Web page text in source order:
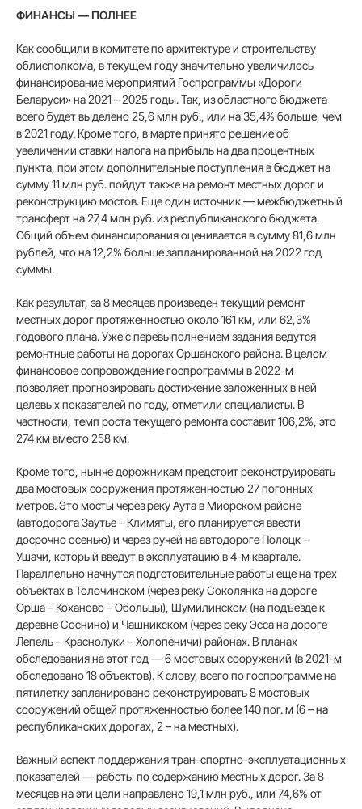
ФИНАНСЫ — ПОЛНЕЕ
Как сообщили в комитете по архитектуре и строительству
облисполкома, в текущем году значительно увеличилось
финансирование мероприятий Госпрограммы «Дороги
Беларуси» на 2021 – 2025 годы. Так, из областного бюджета
всего будет выделено 25,6 млн руб., или на 35,4% больше, чем
в 2021 году. Кроме того, в марте принято решение об
увеличении ставки налога на прибыль на два процентных
пункта, при этом дополнительные поступления в бюджет на
сумму 11 млн руб. пойдут также на ремонт местных дорог и
реконструкцию мостов. Еще один источник — межбюджетный
трансферт на 27,4 млн руб. из республиканского бюджета.
Общий объем финансирования оценивается в сумму 81,6 млн
рублей, что на 12,2% больше запланированной на 2022 год
суммы.
Как результат, за 8 месяцев произведен текущий ремонт
местных дорог протяженностью около 161 км, или 62,3%
годового плана. Уже с перевыполнением задания ведутся
ремонтные работы на дорогах Оршанского района. В целом
финансовое сопровождение госпрограммы в 2022-м
позволяет прогнозировать достижение заложенных в ней
целевых показателей по году, отметили специалисты. В
частности, темп роста текущего ремонта составит 106,2%, это
274 км вместо 258 км.
Кроме того, нынче дорожникам предстоит реконструировать
два мостовых сооружения протяженностью 27 погонных
метров. Это мосты через реку Аута в Миорском районе
(автодорога Заутье – Климяты, его планируется ввести
досрочно осенью) и через ручей на автодороге Полоцк –
Ушачи, который введут в эксплуатацию в 4-м квартале.
Параллельно начнутся подготовительные работы еще на трех
объектах в Толочинском (через реку Соколянка на дороге
Орша – Коханово – Обольцы), Шумилинском (на подъезде к
деревне Соснино) и Чашникском (через реку Эсса на дороге
Лепель – Краснолуки – Холопеничи) районах. В планах
обследования на этот год — 6 мостовых сооружений (в 2021-м
обследовано 18 объектов). К слову, всего по госпрограмме на
пятилетку запланировано реконструировать 8 мостовых
сооружений общей протяженностью более 140 пог. м (6 – на
республиканских дорогах, 2 – на местных).
Важный аспект поддержания тран-спортно-эксплуатационных
показателей — работы по содержанию местных дорог. За 8
месяцев на эти цели направлено 19,1 млн руб., или 74,6% от